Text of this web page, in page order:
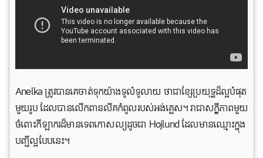
Anelka ត្រូវ​បាន​គេ​ចាត់​ទុក​យ៉ាង​ទូលំទូលាយ​ ថា​ជា​ខ្សែ​ប្រយុទ្ធ​ដ៏​ល្អ​បំផុត​
មួយ​រូប ​ដែល​បាន​លើក​ពានលីគ​កំពូល​របស់​អង់គ្លេស។ វា​ជា​សក្ខីភាព​មួយ​
ចំពោះ​កីឡាករដ៏មានទេពកោសល្យ​ដូចជា Hojlund ដែលមាន​ឈ្មោះក្នុង
បញ្ជីល្អបែបនេះ។